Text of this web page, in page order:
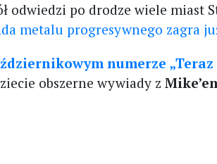
odwiedzi po drodze wiele miast
metalu progresywnego zagra
numerze „Teraz
obszerne wywiady z